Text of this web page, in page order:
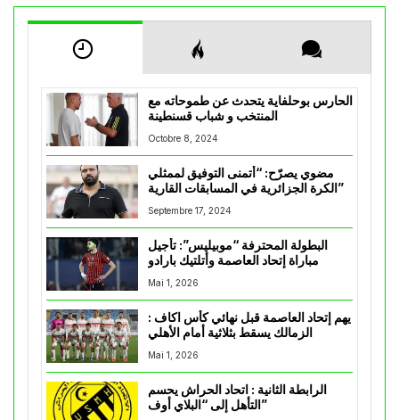
الحارس بوحلفاية يتحدث عن طموحاته مع
المنتخب و شباب قسنطينة
Octobre 8, 2024
مضوي يصرّح: “أتمنى التوفيق لممثلي
الكرة الجزائرية في المسابقات القارية”
Septembre 17, 2024
البطولة المحترفة “موبيليس”: تأجيل
مباراة إتحاد العاصمة وأتلتيك بارادو
Mai 1, 2026
يهم إتحاد العاصمة قبل نهائي كأس اكاف :
Mai 1, 2026
الرابطة الثانية : اتحاد الحراش يحسم
التأهل إلى “البلاي أوف”